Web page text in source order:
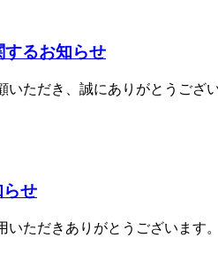
るお知らせ
いただき、誠にありがとうご
せ
ただきありがとうございます